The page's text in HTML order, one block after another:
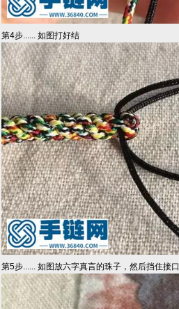
第4步...... 如图打好结
第5步...... 如图放六字真言的珠子，然后挡住接口